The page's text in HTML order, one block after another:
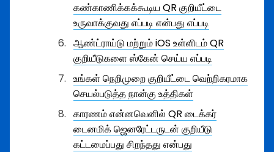
கண்காணிக்கக்கூடிய QR குறியீட்டை
உருவாக்குவது எப்படி என்பது எப்படி
ஆண்ட்ராய்டு மற்றும் iOS உள்ளிடம் QR
குறியீடுகளை ஸ்கேன் செய்ய எப்படி
உங்கள் நெறிமுறை குறியீட்டை வெற்றிகரமாக
செயல்படுத்த நான்கு உத்திகள்
காரணம் என்னவெனில் QR டைக்கர்
டைனமிக் ஜெனரேட்டருடன் குறியீடு
கட்டமைப்பது சிறந்தது என்பது